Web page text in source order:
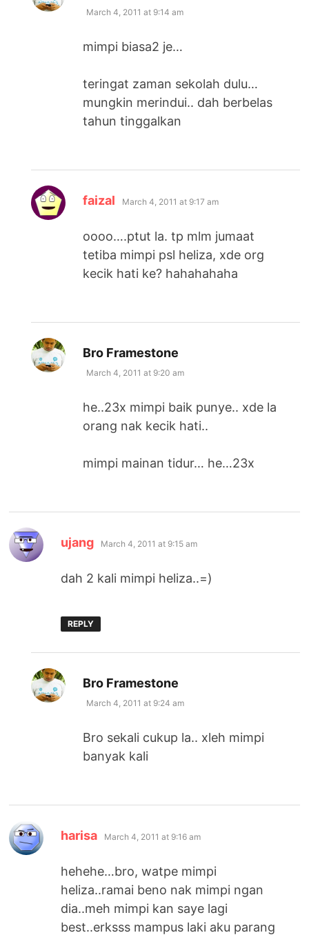
March 4, 2011 at 9:14 am
mimpi biasa2 je…
teringat zaman sekolah dulu…
mungkin merindui.. dah berbelas
tahun tinggalkan
faizal says:
March 4, 2011 at 9:17 am
oooo….ptut la. tp mlm jumaat
tetiba mimpi psl heliza, xde org
kecik hati ke? hahahahaha
Bro Framestone
March 4, 2011 at 9:20 am
he..23x mimpi baik punye.. xde la
orang nak kecik hati..
mimpi mainan tidur… he…23x
ujang says:
March 4, 2011 at 9:15 am
dah 2 kali mimpi heliza..=)
REPLY
Bro Framestone
March 4, 2011 at 9:24 am
Bro sekali cukup la.. xleh mimpi
banyak kali
harisa says:
March 4, 2011 at 9:16 am
hehehe…bro, watpe mimpi
heliza..ramai beno nak mimpi ngan
dia..meh mimpi kan saye lagi
best..erksss mampus laki aku parang